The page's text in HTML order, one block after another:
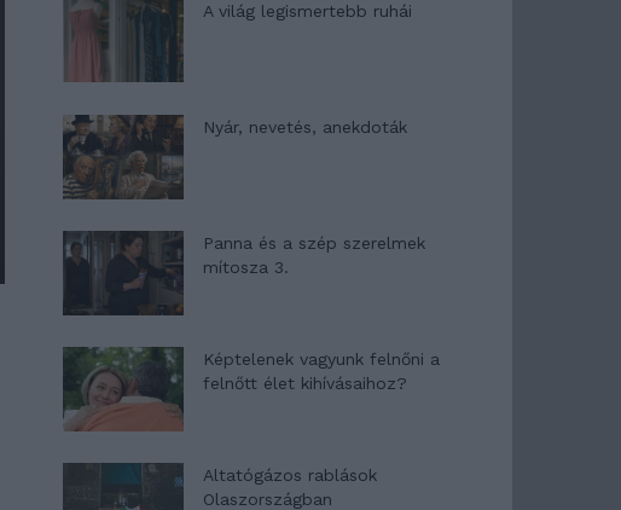
A világ legismertebb ruhái
Nyár, nevetés, anekdoták
Panna és a szép szerelmek
mítosza 3.
Képtelenek vagyunk felnőni a
felnőtt élet kihívásaihoz?
Altatógázos rablások
Olaszországban